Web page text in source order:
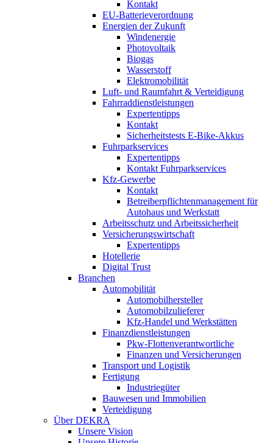
Kontakt
EU-Batterieverordnung
Energien der Zukunft
Windenergie
Photovoltaik
Biogas
Wasserstoff
Elektromobilität
Luft- und Raumfahrt & Verteidigung
Fahrraddienstleistungen
Expertentipps
Kontakt
Sicherheitstests E-Bike-Akkus
Fuhrparkservices
Expertentipps
Kontakt Fuhrparkservices
Kfz-Gewerbe
Kontakt
Betreiberpflichtenmanagement für
Autohaus und Werkstatt
Arbeitsschutz und Arbeitssicherheit
Versicherungswirtschaft
Expertentipps
Hotellerie
Digital Trust
Branchen
Automobilität
Automobilhersteller
Automobilzulieferer
Kfz-Handel und Werkstätten
Finanzdienstleistungen
Pkw‑Flottenverantwortliche
Finanzen und Versicherungen
Transport und Logistik
Fertigung
Industriegüter
Bauwesen und Immobilien
Verteidigung
Über DEKRA
Unsere Vision